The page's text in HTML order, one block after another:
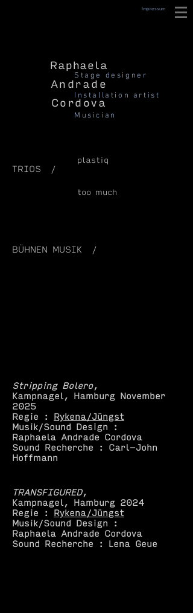
Impressum
Raphaela
Andrade
Cordova
Stage designer
Installation artist
Musician
plastiq
TRIOS /
too much
BÜHNEN MUSIK /
Stripping Bolero,
Kampnagel, Hamburg November
2025
Regie : Rykena/Jüngst
Musik/Sound Design :
Raphaela Andrade Cordova
Sound Recherche : Carl-John
Hoffmann
TRANSFIGURED,
Kampnagel, Hamburg 2024
Regie : Rykena/Jüngst
Musik/Sound Design :
Raphaela Andrade Cordova
Sound Recherche : Lena Geue